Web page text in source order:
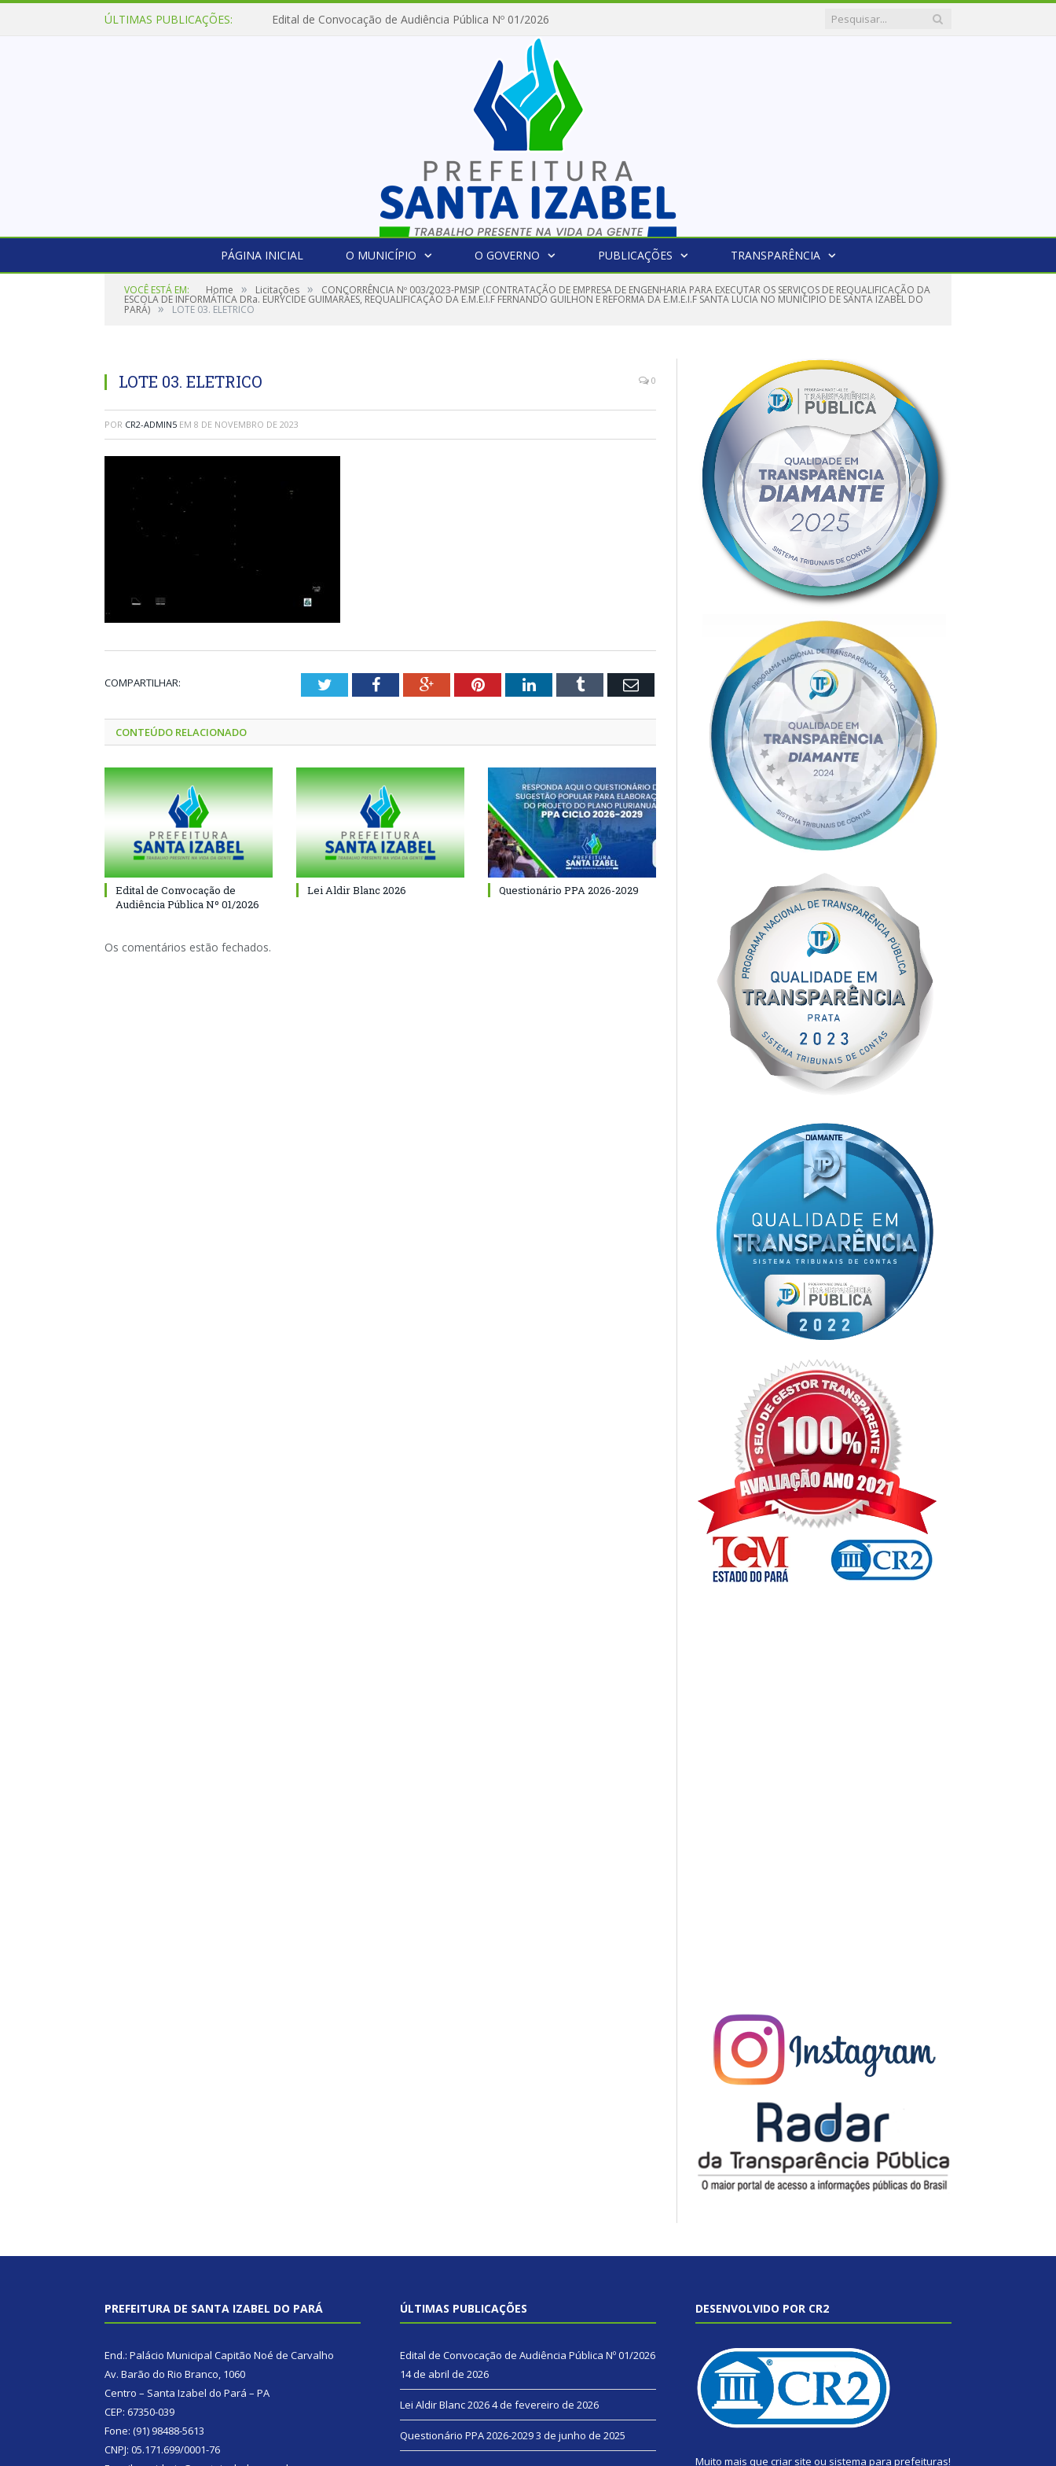
ÚLTIMAS PUBLICAÇÕES: Edital de Convocação de Audiência Pública Nº 01/2026
PÁGINA INICIAL O MUNICÍPIO O GOVERNO PUBLICAÇÕES TRANSPARÊNCIA
VOCÊ ESTÁ EM: Home » Licitações » CONCORRÊNCIA Nº 003/2023-PMSIP (CONTRATAÇÃO DE EMPRESA DE ENGENHARIA PARA EXECUTAR OS SERVIÇOS DE REQUALIFICAÇÃO DA
ESCOLA DE INFORMÁTICA DRa. EURYCIDE GUIMARÃES, REQUALIFICAÇÃO DA E.M.E.I.F FERNANDO GUILHON E REFORMA DA E.M.E.I.F SANTA LÚCIA NO MUNICIPIO DE SANTA IZABEL DO
PARÁ) » LOTE 03. ELETRICO
LOTE 03. ELETRICO 0
POR CR2-ADMIN5 EM 8 DE NOVEMBRO DE 2023
COMPARTILHAR: TwitterFacebookGoogle+PinterestLinkedInTumblr Email
CONTEÚDO RELACIONADO
Edital de Convocação de
Audiência Pública Nº 01/2026
Lei Aldir Blanc 2026 Questionário PPA 2026-2029
Os comentários estão fechados.
PREFEITURA DE SANTA IZABEL DO PARÁ
End.: Palácio Municipal Capitão Noé de Carvalho
Av. Barão do Rio Branco, 1060
Centro – Santa Izabel do Pará – PA
CEP: 67350-039
Fone: (91) 98488-5613
CNPJ: 05.171.699/0001-76
ÚLTIMAS PUBLICAÇÕES
Edital de Convocação de Audiência Pública Nº 01/2026
14 de abril de 2026
Lei Aldir Blanc 20264 de fevereiro de 2026
Questionário PPA 2026-20293 de junho de 2025
DESENVOLVIDO POR CR2
Muito mais que criar site ou sistema para prefeituras!